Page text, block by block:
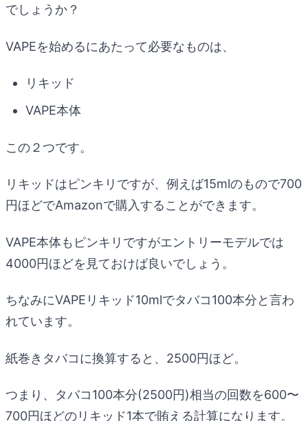
でしょうか？
VAPEを始めるにあたって必要なものは、
リキッド
VAPE本体
この２つです。
リキッドはピンキリですが、例えば15mlのもので700
円ほどでAmazonで購入することができます。
VAPE本体もピンキリですがエントリーモデルでは
4000円ほどを見ておけば良いでしょう。
ちなみにVAPEリキッド10mlでタバコ100本分と言わ
れています。
紙巻きタバコに換算すると、2500円ほど。
つまり、タバコ100本分(2500円)相当の回数を600〜
700円ほどのリキッド1本で賄える計算になります。